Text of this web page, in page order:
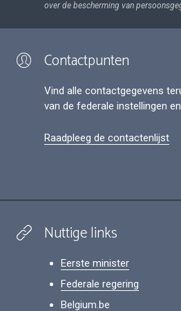
over de bescherming van
Contactpunten
Vind alle contactgegevens
van de federale instellingen
Raadpleeg de contactenlijst
Nuttige links
Eerste minister
Federale regering
Belgium.be